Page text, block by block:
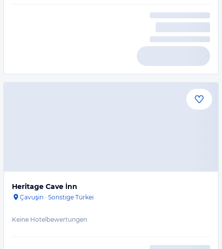
Heritage Cave İnn
Çavuşin · Sonstige Türkei
Keine Hotelbewertungen